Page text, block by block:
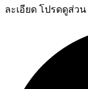
ละเอียด โปรดดูส่วน